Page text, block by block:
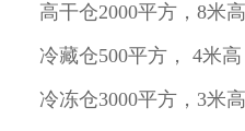
高干仓2000平方，8米
冷藏仓500平方， 4米
冷冻仓3000平方，3米